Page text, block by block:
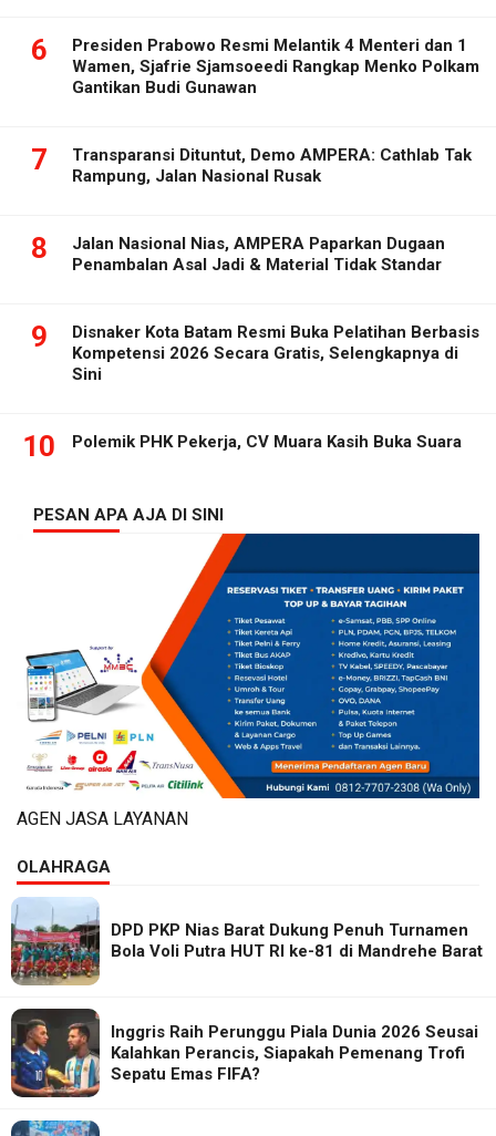
6
Presiden Prabowo Resmi Melantik 4 Menteri dan 1
Wamen, Sjafrie Sjamsoeedi Rangkap Menko Polkam
Gantikan Budi Gunawan
7
Transparansi Dituntut, Demo AMPERA: Cathlab Tak
Rampung, Jalan Nasional Rusak
8
Jalan Nasional Nias, AMPERA Paparkan Dugaan
Penambalan Asal Jadi & Material Tidak Standar
9
Disnaker Kota Batam Resmi Buka Pelatihan Berbasis
Kompetensi 2026 Secara Gratis, Selengkapnya di
Sini
10 Polemik PHK Pekerja, CV Muara Kasih Buka Suara
PESAN APA AJA DI SINI
AGEN JASA LAYANAN
OLAHRAGA
DPD PKP Nias Barat Dukung Penuh Turnamen
Bola Voli Putra HUT RI ke-81 di Mandrehe Barat
Inggris Raih Perunggu Piala Dunia 2026 Seusai
Kalahkan Perancis, Siapakah Pemenang Trofi
Sepatu Emas FIFA?